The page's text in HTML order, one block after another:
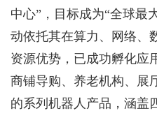
中心”，目标成为“全球最
动依托其在算力、网络、
资源优势，已成功孵化应
商铺导购、养老机构、展
的系列机器人产品，涵盖